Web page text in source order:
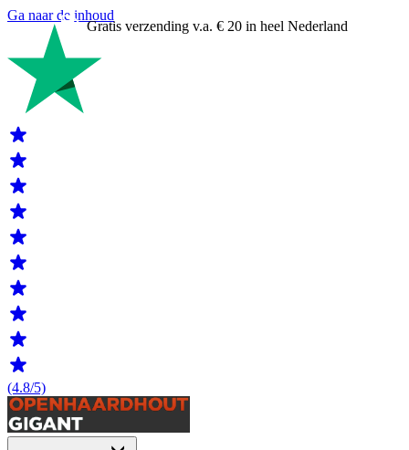
Ga naar de inhoud
Gratis verzending v.a. € 20 in heel Nederland
(4.8/5)